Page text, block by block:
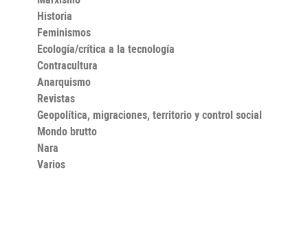
Historia
Feminismos
Ecología/crítica a la tecnología
Contracultura
Anarquismo
Revistas
Geopolítica, migraciones, territorio y control social
Mondo brutto
Nara
Varios